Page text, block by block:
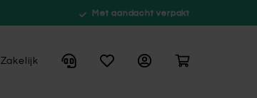
Met aandacht verpakt
Zakelijk Winkelwagen